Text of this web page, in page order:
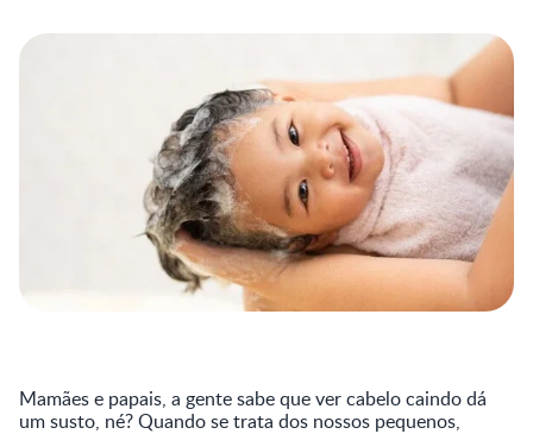
Mamães e papais, a gente sabe que ver cabelo caindo dá
um susto, né? Quando se trata dos nossos pequenos,